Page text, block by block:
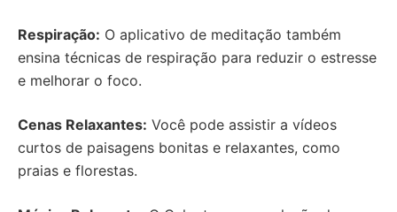
Respiração: O aplicativo de meditação também
ensina técnicas de respiração para reduzir o estresse
e melhorar o foco.
Cenas Relaxantes: Você pode assistir a vídeos
curtos de paisagens bonitas e relaxantes, como
praias e florestas.